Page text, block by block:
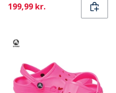
Current
199,99 kr.